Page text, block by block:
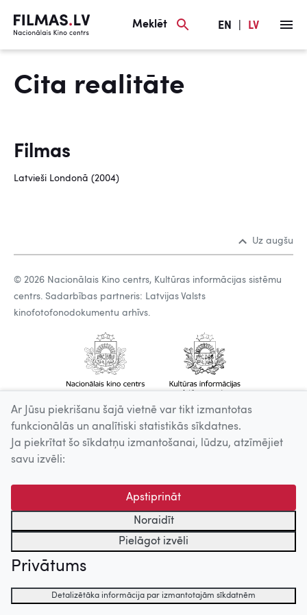
Meklēt EN LV
Cita realitāte
Filmas
Latvieši Londonā (2004)
Uz augšu
© 2026 Nacionālais Kino centrs, Kultūras informācijas sistēmu
centrs. Sadarbības partneris: Latvijas Valsts
kinofotofonodokumentu arhīvs.
Ar Jūsu piekrišanu šajā vietnē var tikt izmantotas
funkcionālās un analītiski statistikās sīkdatnes.
Ja piekrītat šo sīkdatņu izmantošanai, lūdzu, atzīmējiet
savu izvēli:
Apstiprināt
Noraidīt
Pielāgot izvēli
Privātums
Detalizētāka informācija par izmantotajām sīkdatnēm